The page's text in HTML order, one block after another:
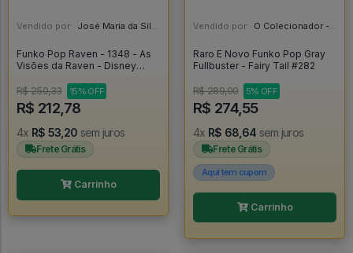
Vendido por: José Maria da Silva Junior - AL
Funko Pop Raven - 1348 - As
Visões da Raven - Disney
Raven Baxter - Disney 100
#1348
R$ 250,33 15% OFF
R$ 212,78
4x R$ 53,20 sem juros
Frete Grátis
Carrinho
Vendido por: O Colecionador - SP
Raro E Novo Funko Pop Gray
Fullbuster - Fairy Tail #282
R$ 289,00 5% OFF
R$ 274,55
4x R$ 68,64 sem juros
Frete Grátis
Aqui tem cupom
Carrinho